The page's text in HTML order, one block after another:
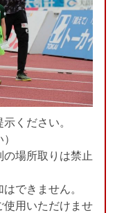
示ください。
の場所取りは禁止
できません。
使用いただけませ